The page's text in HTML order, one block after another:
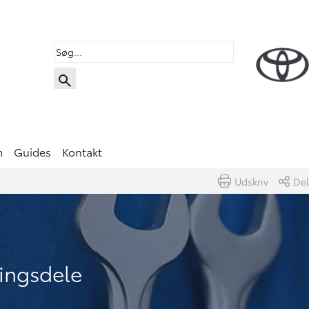
Guides Kontakt
Udskriv Del